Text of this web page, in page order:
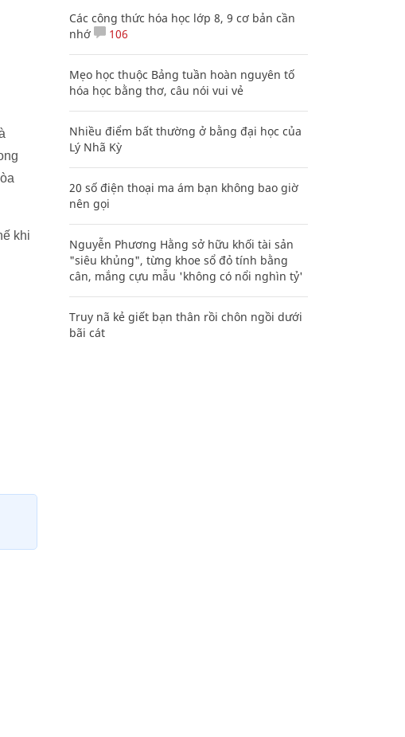
khi
Các công thức hóa học lớp 8, 9 cơ bản cần
nhớ
106
Mẹo học thuộc Bảng tuần hoàn nguyên tố
hóa học bằng thơ, câu nói vui vẻ
Nhiều điểm bất thường ở bằng đại học của
Lý Nhã Kỳ
20 số điện thoại ma ám bạn không bao giờ
nên gọi
Nguyễn Phương Hằng sở hữu khối tài sản
"siêu khủng", từng khoe sổ đỏ tính bằng
cân, mắng cựu mẫu 'không có nổi nghìn tỷ'
Truy nã kẻ giết bạn thân rồi chôn ngồi dưới
bãi cát